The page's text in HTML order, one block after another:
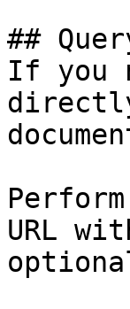
##
If you
URL